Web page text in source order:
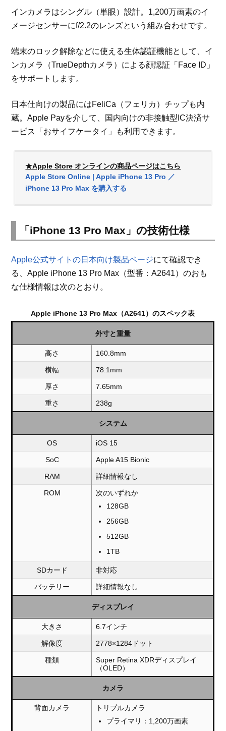
インカメラはシングル（単眼）設計。1,200万画素のイ
メージセンサーにf/2.2のレンズという組み合わせです。
端末のロック解除などに使える生体認証機能として、イ
ンカメラ（TrueDepthカメラ）による顔認証「Face ID」
をサポートします。
日本仕向けの製品にはFeliCa（フェリカ）チップも内
蔵。Apple Payを介して、国内向けの非接触型IC決済サ
ービス「おサイフケータイ」も利用できます。
★Apple Store オンラインの商品ページはこちら
Apple Store Online | Apple iPhone 13 Pro ／
iPhone 13 Pro Max を購入する
「iPhone 13 Pro Max」の技術仕様
Apple公式サイトの日本向け製品ページにて確認でき
る、Apple iPhone 13 Pro Max（型番：A2641）のおも
な仕様情報は次のとおり。
Apple iPhone 13 Pro Max（A2641）のスペック表
外寸と重量
高さ 160.8mm
横幅 78.1mm
厚さ 7.65mm
重さ 238g
システム
OS iOS 15
SoC Apple A15 Bionic
RAM 詳細情報なし
ROM
次のいずれか
128GB
256GB
512GB
1TB
SDカード 非対応
バッテリー 詳細情報なし
ディスプレイ
大きさ 6.7インチ
解像度 2778×1284ドット
種類
Super Retina XDRディスプレイ
（OLED）
カメラ
背面カメラ
トリプルカメラ
プライマリ：1,200万画素